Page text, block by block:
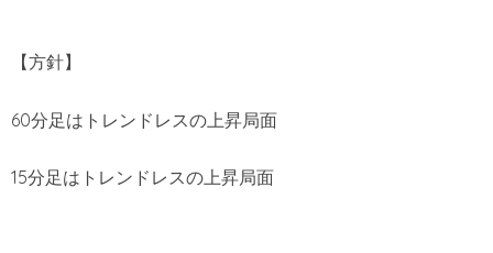
【方針】
60分足はトレンドレスの上昇局面
15分足はトレンドレスの上昇局面